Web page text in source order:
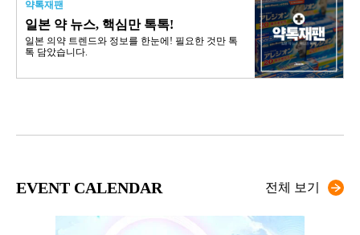
약톡재팬
일본 약 뉴스, 핵심만 톡톡!
일본 의약 트렌드와 정보를 한눈에! 필요한 것만 톡
톡 담았습니다.
EVENT CALENDAR 전체 보기